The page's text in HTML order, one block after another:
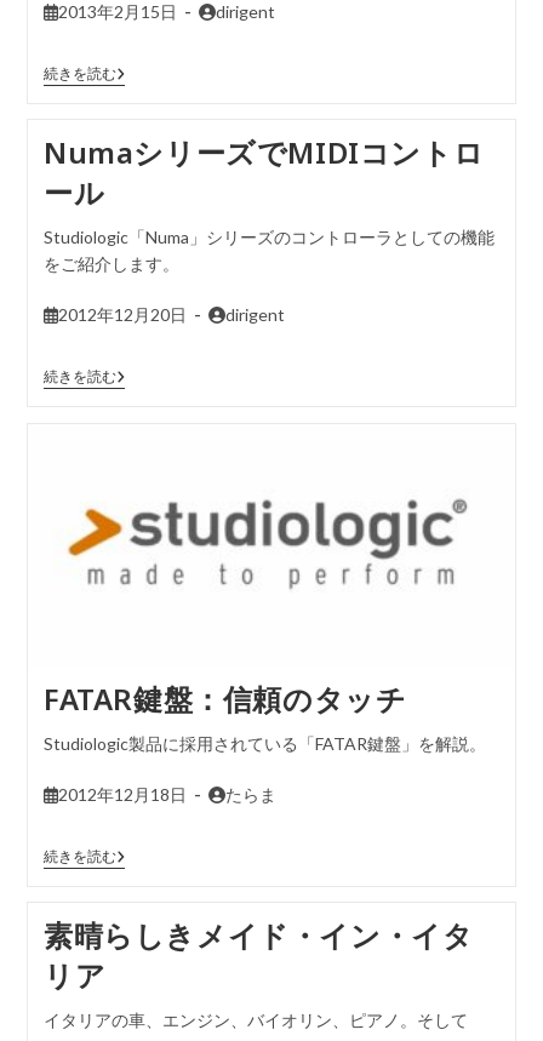
2013年2月15日 dirigent
続きを読む
NumaシリーズでMIDIコントロ
ール
Studiologic「Numa」シリーズのコントローラとしての機能
をご紹介します。
2012年12月20日 dirigent
続きを読む
FATAR鍵盤：信頼のタッチ
Studiologic製品に採用されている「FATAR鍵盤」を解説。
2012年12月18日 たらま
続きを読む
素晴らしきメイド・イン・イタ
リア
イタリアの車、エンジン、バイオリン、ピアノ。そして